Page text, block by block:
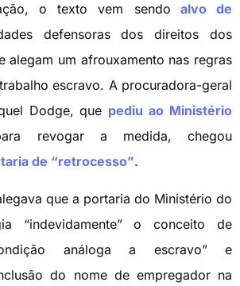
o texto vem sendo alvo de
defensoras dos direitos dos
alegam um afrouxamento nas regras
escravo. A procuradora-geral
Dodge, que pediu ao Ministério
revogar a medida, chegou
de “retrocesso”.
que a portaria do Ministério do
“indevidamente” o conceito de
análoga a escravo” e
do nome de empregador na